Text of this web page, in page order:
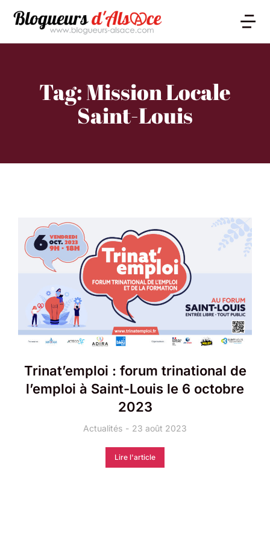
Tag: Mission Locale
Saint-Louis
Trinat’emploi : forum trinational de
l’emploi à Saint-Louis le 6 octobre
2023
Actualités 23 août 2023
Lire l'article